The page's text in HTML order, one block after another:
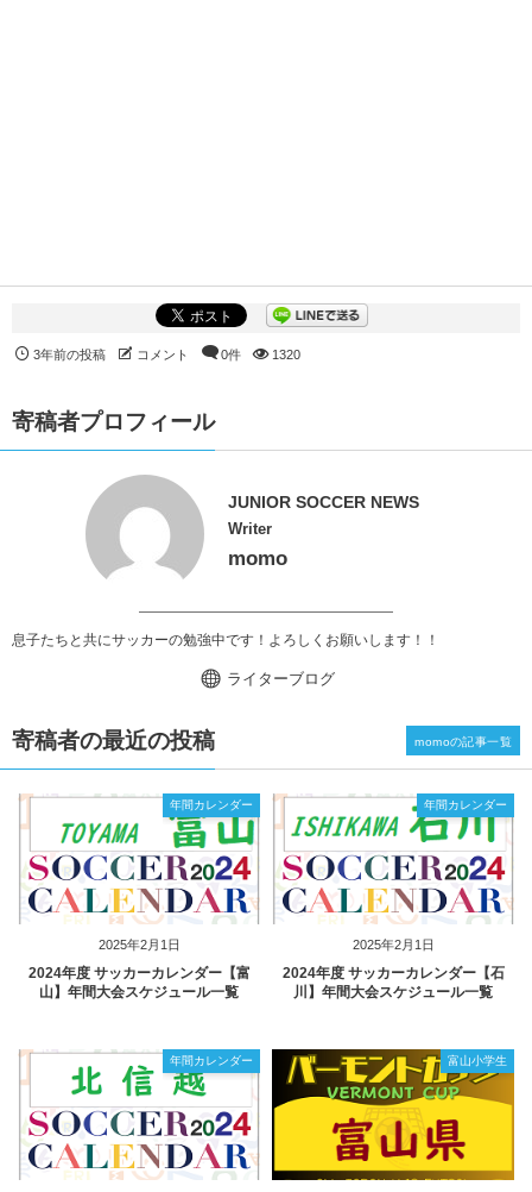
3年前の投稿 コメント 0件 1320
寄稿者プロフィール
JUNIOR SOCCER NEWS
Writer
momo
息子たちと共にサッカーの勉強中です！よろしくお願いします！！
ライターブログ
寄稿者の最近の投稿
2025年2月1日
年間カレンダー
2024年度 サッカーカレンダー【富
山】年間大会スケジュール一覧
2025年2月1日
年間カレンダー
2024年度 サッカーカレンダー【石
川】年間大会スケジュール一覧
年間カレンダー 富山小学生
momoの記事一覧